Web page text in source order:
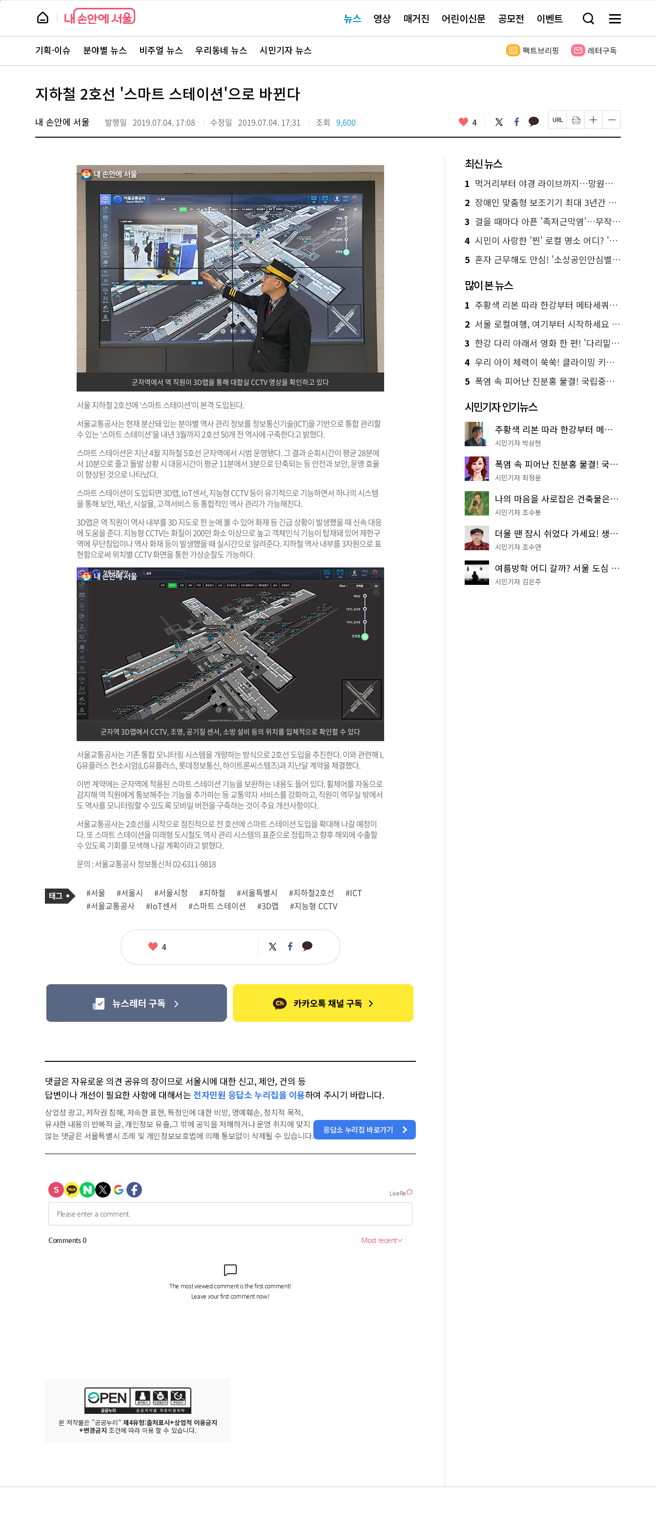
본
뉴
스 요뉴스 영상 매거진 어린이신문 공모전 이벤트 검
창
기
메
전
보
뉴
스
주
서
바
로
기획·이슈 분야별 뉴스 비주얼 뉴스 우리동네 뉴스 시민기자 뉴스 팩트브리핑 레터구독
지하철 2호선 '스마트 스테이션'으로 바뀐다
내 손안에 서울 발행일 2019.07.04. 17:08 수정일 2019.07.04. 17:31 조회 9,600 좋
요
4 트
위
터
페
이
스
카
카 페
이
지
인
쇄
하
글
자
크
하
기
글
자
크
하
군자역에서 역 직원이 3D맵을 통해 대합실 CCTV 영상을 확인하고 있다
서울 지하철 2호선에 ‘스마트 스테이션’이 본격 도입된다.
서울교통공사는 현재 분산돼 있는 분야별 역사 관리 정보를 정보통신기술(ICT)을 기반으로 통합 관리할
수 있는 ‘스마트 스테이션’을 내년 3월까지 2호선 50개 전 역사에 구축한다고 밝혔다.
스마트 스테이션은 지난 4월 지하철 5호선 군자역에서 시범 운영됐다. 그 결과 순회시간이 평균 28분에
서 10분으로 줄고 돌발 상황 시 대응시간이 평균 11분에서 3분으로 단축되는 등 안전과 보안, 운영 효율
이 향상된 것으로 나타났다.
스마트 스테이션이 도입되면 3D맵, IoT센서, 지능형 CCTV 등이 유기적으로 기능하면서 하나의 시스템
을 통해 보안, 재난, 시설물, 고객서비스 등 통합적인 역사 관리가 가능해진다.
3D맵은 역 직원이 역사 내부를 3D 지도로 한 눈에 볼 수 있어 화재 등 긴급 상황이 발생했을 때 신속 대응
에 도움을 준다. 지능형 CCTV는 화질이 200만 화소 이상으로 높고 객체인식 기능이 탑재돼 있어 제한구
역에 무단침입이나 역사 화재 등이 발생했을 때 실시간으로 알려준다. 지하철 역사 내부를 3차원으로 표
현함으로써 위치별 CCTV 화면을 통한 가상순찰도 가능하다.
군자역 3D맵에서 CCTV, 조명, 공기질 센서, 소방 설비 등의 위치를 입체적으로 확인할 수 있다
서울교통공사는 기존 통합 모니터링 시스템을 개량하는 방식으로 2호선 도입을 추진한다. 이와 관련해 L
G유플러스 컨소시엄(LG유플러스, 롯데정보통신, 하이트론씨스템즈)과 지난달 계약을 체결했다.
이번 계약에는 군자역에 적용된 스마트 스테이션 기능을 보완하는 내용도 들어 있다. 휠체어를 자동으로
감지해 역 직원에게 통보해주는 기능을 추가하는 등 교통약자 서비스를 강화하고, 직원이 역무실 밖에서
도 역사를 모니터링할 수 있도록 모바일 버전을 구축하는 것이 주요 개선사항이다.
서울교통공사는 2호선을 시작으로 점진적으로 전 호선에 스마트 스테이션 도입을 확대해 나갈 예정이
다. 또 스마트 스테이션을 미래형 도시철도 역사 관리 시스템의 표준으로 정립하고 향후 해외에 수출할
수 있도록 기회를 모색해 나갈 계획이라고 밝혔다.
문의 : 서울교통공사 정보통신처 02-6311-9818
사
관
련
태
그
#서울 #서울시 #서울시청 #지하철 #서울특별시 #지하철2호선
#ICT
#서울교통공사
#IoT센서 #스마트 스테이션 #3D맵 #지능형 CCTV
좋
4 트
위
페
이
카
카
댓글은 자유로운 의견 공유의 장이므로 서울시에 대한 신고, 제안, 건의 등
답변이나 개선이 필요한 사항에 대해서는 전자민원 응답소 누리집을 이용하여 주시기 바랍니다.
상업성 광고, 저작권 침해, 저속한 표현, 특정인에 대한 비방, 명예훼손, 정치적 목적,
유사한 내용의 반복적 글, 개인정보 유출,그 밖에 공익을 저해하거나 운영 취지에 맞지
않는 댓글은 서울특별시 조례 및 개인정보보호법에 의해 통보없이 삭제될 수 있습니다.
응답소 누리집 바로가기
본 저작물은 "공공누리" 제4유형:출처표시+상업적 이용금지
+변경금지 조건에 따라 이용 할 수 있습니다.
최신 뉴스
1 먹거리부터 야경 라이브까지…망원한강공원 알짜 코스
2 장애인 맞춤형 보조기기 최대 3년간 무상 대여…삶의 질 높인다
3 걸을 때마다 아픈 '족저근막염'…무작정 참지 말고 '이것' 해보세요!
4 시민이 사랑한 '찐' 로컬 명소 어디? '서울에디션25' 추천 코스
5 혼자 근무해도 안심! '소상공인안심벨' 신청하세요
많이 본 뉴스
1 주황색 리본 따라 한강부터 메타세쿼이아 숲길까지…서울둘레길 15코스
2 서울 로컬여행, 여기부터 시작하세요 '서울에디션25'
3 한강 다리 아래서 영화 한 편! '다리밑 영화관' 무료 상영
4 우리 아이 체력이 쑥쑥! 클라이밍 키즈카페·어린이 체력장
5 폭염 속 피어난 진분홍 물결! 국립중앙박물관 배롱나무 명소
시민기자 인기뉴스
주황색 리본 따라 한강부터 메타세쿼이아 숲길까지…서울둘레길 15코스
시민기자 박상현
폭염 속 피어난 진분홍 물결! 국립중앙박물관 배롱나무 명소
시민기자 최정윤
나의 마음을 사로잡은 건축물은? '서울시 건축상' 수상작 공개!
시민기자 조수봉
더울 땐 잠시 쉬었다 가세요! 생수 냉장고부터 해피소·무더위쉼터까지
시민기자 조수연
여름방학 어디 갈까? 서울 도심 무료 실내 여행 코스 추천
시민기자 김은주
페